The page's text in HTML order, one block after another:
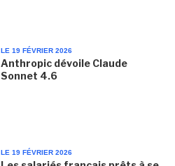
LE 19 FÉVRIER 2026
Anthropic dévoile Claude
Sonnet 4.6
LE 19 FÉVRIER 2026